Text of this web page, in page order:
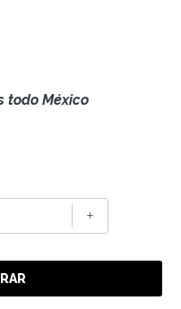
todo México
+